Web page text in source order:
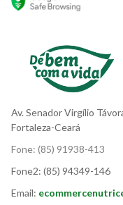
Av. Senador Virgílio
Fortaleza-Ceará
Fone: (85) 91938-413
Fone2: (85) 94349-146
Email: